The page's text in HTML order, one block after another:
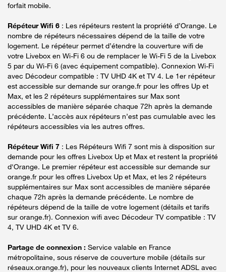
forfait mobile.
Répéteur Wifi 6 : Les répéteurs restent la propriété d’Orange. Le
nombre de répéteurs nécessaires dépend de la taille de votre
logement. Le répéteur permet d’étendre la couverture wifi de
votre Livebox en Wi-Fi 6 ou de remplacer le Wi-Fi 5 de la Livebox
5 par du Wi-Fi 6 (avec équipement compatible). Connexion Wi-Fi
avec Décodeur compatible : TV UHD 4K et TV 4. Le 1er répéteur
est accessible sur demande sur orange.fr pour les offres Up et
Max, et les 2 répéteurs supplémentaires sur Max sont
accessibles de manière séparée chaque 72h après la demande
précédente. L’accès aux répéteurs n’est pas cumulable avec les
répéteurs accessibles via les autres offres.
Répéteur Wifi 7 : Les Répéteurs Wifi 7 sont mis à disposition sur
demande pour les offres Livebox Up et Max et restent la propriété
d'Orange. Le premier répéteur est accessible sur demande sur
orange.fr pour les offres Livebox Up et Max, et les 2 répéteurs
supplémentaires sur Max sont accessibles de manière séparée
chaque 72h après la demande précédente. Le nombre de
répéteurs dépend de la taille de votre logement (détails et tarifs
sur orange.fr). Connexion wifi avec Décodeur TV compatible : TV
4, TV UHD 4K et TV 6.
Partage de connexion : Service valable en France
métropolitaine, sous réserve de couverture mobile (détails sur
réseaux.orange.fr), pour les nouveaux clients Internet ADSL avec